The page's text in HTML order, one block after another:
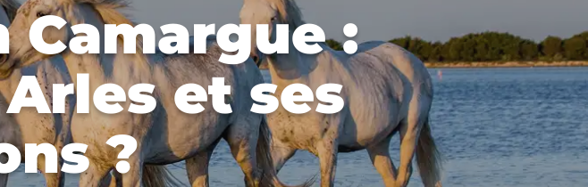
Camargue :
et ses
?